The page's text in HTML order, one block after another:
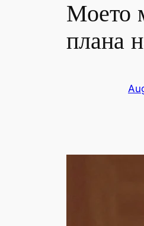
Моето
плана